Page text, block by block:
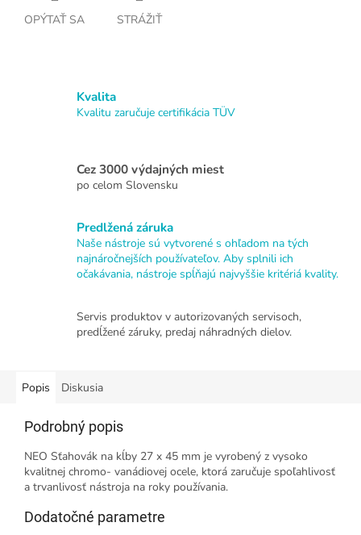
OPÝTAŤ SA STRÁŽIŤ
Kvalita
Kvalitu zaručuje certifikácia TÜV
Cez 3000 výdajných miest
po celom Slovensku
Predlžená záruka
Naše nástroje sú vytvorené s ohľadom na tých
najnáročnejších používateľov. Aby splnili ich
očakávania, nástroje spĺňajú najvyššie kritériá kvality.
Servis produktov v autorizovaných servisoch,
predĺžené záruky, predaj náhradných dielov.
Popis Diskusia
Podrobný popis
NEO Sťahovák na kĺby 27 x 45 mm je vyrobený z vysoko
kvalitnej chromo- vanádiovej ocele, ktorá zaručuje spoľahlivosť
a trvanlivosť nástroja na roky používania.
Dodatočné parametre